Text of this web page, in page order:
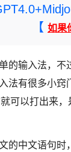
【 如果
输入法，不
法有很多小
可以打出来
中文语句时